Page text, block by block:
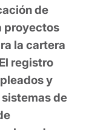
de
proyectos
la cartera
registro
y
de